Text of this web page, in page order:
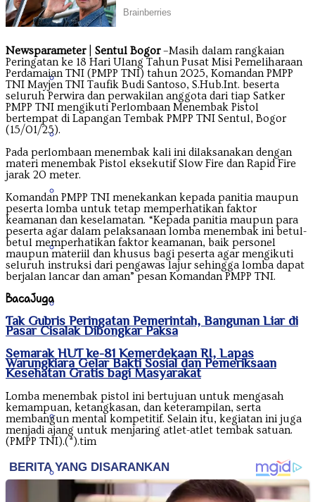
Kalimantan Barat
Kalimantan Selatan
Kalimantan Timur
Kalimantan Utara
Lampung
Maluku
Nanggroe Aceh Darussalam
Newsparameter| Sentul Bogor–Masih dalam rangkaian
Peringatan ke 18 Hari Ulang Tahun Pusat Misi Pemeliharaan
Perdamaian TNI (PMPP TNI) tahun 2025, Komandan PMPP
TNI Mayjen TNI Taufik Budi Santoso, S.Hub.Int. beserta
seluruh Perwira dan perwakilan anggota dari tiap Satker
PMPP TNI mengikuti Perlombaan Menembak Pistol
bertempat di Lapangan Tembak PMPP TNI Sentul, Bogor
(15/01/25).
Pada perlombaan menembak kali ini dilaksanakan dengan
materi menembak Pistol eksekutif Slow Fire dan Rapid Fire
jarak 20 meter.
Komandan PMPP TNI menekankan kepada panitia maupun
peserta lomba untuk tetap memperhatikan faktor
keamanan dan keselamatan. “Kepada panitia maupun para
peserta agar dalam pelaksanaan lomba menembak ini betul-
betul memperhatikan faktor keamanan, baik personel
maupun materiil dan khusus bagi peserta agar mengikuti
seluruh instruksi dari pengawas lajur sehingga lomba dapat
berjalan lancar dan aman” pesan Komandan PMPP TNI.
BacaJuga
Tak Gubris Peringatan Pemerintah, Bangunan Liar di
Pasar Cisalak Dibongkar Paksa
Semarak HUT ke-81 Kemerdekaan RI, Lapas
Warungkiara Gelar Bakti Sosial dan Pemeriksaan
Kesehatan Gratis bagi Masyarakat
Lomba menembak pistol ini bertujuan untuk mengasah
kemampuan, ketangkasan, dan keterampilan, serta
membangun mental kompetitif. Selain itu, kegiatan ini juga
menjadi ajang untuk menjaring atlet-atlet tembak satuan.
(PMPP TNI).(*).tim